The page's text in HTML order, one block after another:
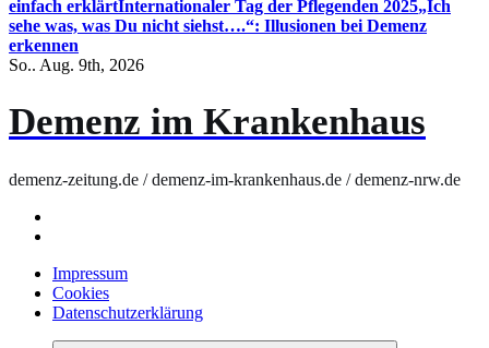
einfach erklärtInternationaler Tag der Pflegenden 2025„Ich
sehe was, was Du nicht siehst….“: Illusionen bei Demenz
erkennen
So.. Aug. 9th, 2026
Demenz im Krankenhaus
demenz-zeitung.de / demenz-im-krankenhaus.de / demenz-nrw.de
Impressum
Cookies
Datenschutzerklärung